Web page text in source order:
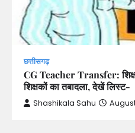
छत्तीसगढ़
CG Teacher Transfer:
शिक्षकों का तबादला, देखें लिस्ट-
Shashikala Sahu